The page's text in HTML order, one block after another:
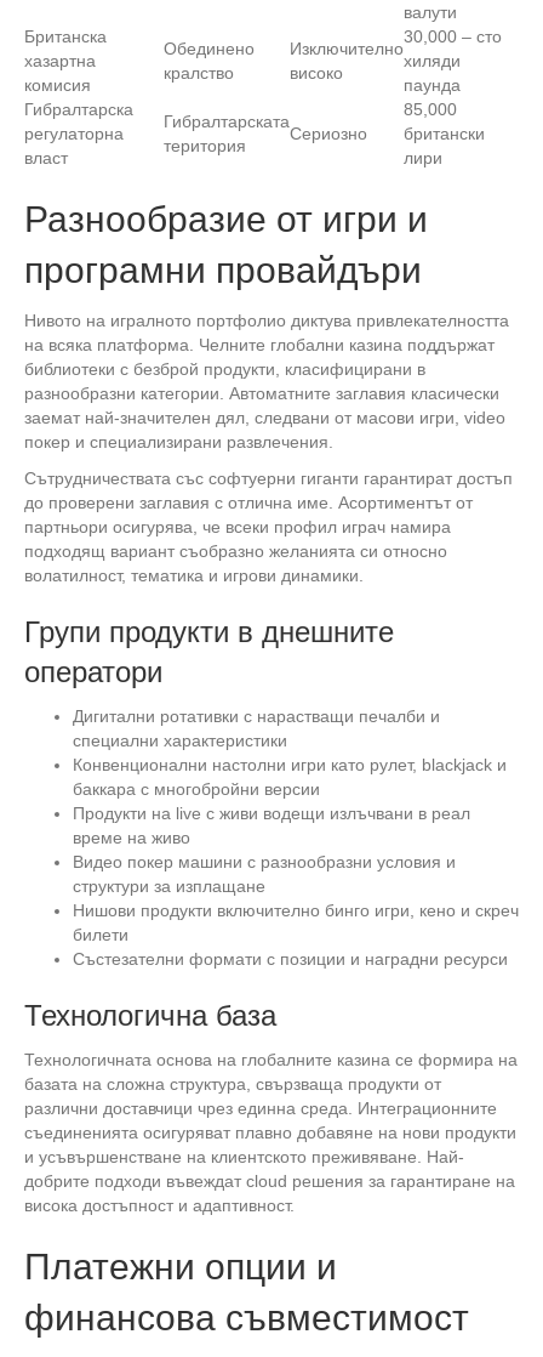
валути
Британска
хазартна
комисия
Обединено
кралство
Изключително
високо
30,000 – сто
хиляди
паунда
Гибралтарска
регулаторна
власт
Гибралтарската
територия
Сериозно
85,000
британски
лири
Разнообразие от игри и
програмни провайдъри
Нивото на игралното портфолио диктува привлекателността
на всяка платформа. Челните глобални казина поддържат
библиотеки с безброй продукти, класифицирани в
разнообразни категории. Автоматните заглавия класически
заемат най-значителен дял, следвани от масови игри, video
покер и специализирани развлечения.
Сътрудничествата със софтуерни гиганти гарантират достъп
до проверени заглавия с отлична име. Асортиментът от
партньори осигурява, че всеки профил играч намира
подходящ вариант съобразно желанията си относно
волатилност, тематика и игрови динамики.
Групи продукти в днешните
оператори
Дигитални ротативки с нарастващи печалби и
специални характеристики
Конвенционални настолни игри като рулет, blackjack и
баккара с многобройни версии
Продукти на live с живи водещи излъчвани в реал
време на живо
Видео покер машини с разнообразни условия и
структури за изплащане
Нишови продукти включително бинго игри, кено и скреч
билети
Състезателни формати с позиции и наградни ресурси
Технологична база
Технологичната основа на глобалните казина се формира на
базата на сложна структура, свързваща продукти от
различни доставчици чрез единна среда. Интеграционните
съединенията осигуряват плавно добавяне на нови продукти
и усъвършенстване на клиентското преживяване. Най-
добрите подходи въвеждат cloud решения за гарантиране на
висока достъпност и адаптивност.
Платежни опции и
финансова съвместимост